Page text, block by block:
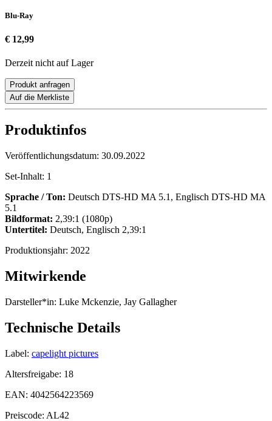
Blu-Ray
€ 12,99
Derzeit nicht auf Lager
Produkt anfragen
Auf die Merkliste
Produktinfos
Veröffentlichungsdatum: 30.09.2022
Set-Inhalt: 1
Sprache / Ton: Deutsch DTS-HD MA 5.1, Englisch DTS-HD MA
5.1
Bildformat: 2,39:1 (1080p)
Untertitel: Deutsch, Englisch 2,39:1
Produktionsjahr: 2022
Mitwirkende
Darsteller*in: Luke Mckenzie, Jay Gallagher
Technische Details
Label: capelight pictures
Altersfreigabe: 18
EAN: 4042564223569
Preiscode: AL42